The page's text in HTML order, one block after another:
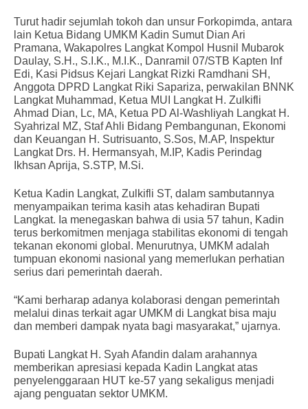
Turut hadir sejumlah tokoh dan unsur Forkopimda, antara
lain Ketua Bidang UMKM Kadin Sumut Dian Ari
Pramana, Wakapolres Langkat Kompol Husnil Mubarok
Daulay, S.H., S.I.K., M.I.K., Danramil 07/STB Kapten Inf
Edi, Kasi Pidsus Kejari Langkat Rizki Ramdhani SH,
Anggota DPRD Langkat Riki Sapariza, perwakilan BNNK
Langkat Muhammad, Ketua MUI Langkat H. Zulkifli
Ahmad Dian, Lc, MA, Ketua PD Al-Washliyah Langkat H.
Syahrizal MZ, Staf Ahli Bidang Pembangunan, Ekonomi
dan Keuangan H. Sutrisuanto, S.Sos, M.AP, Inspektur
Langkat Drs. H. Hermansyah, M.IP, Kadis Perindag
Ikhsan Aprija, S.STP, M.Si.
Ketua Kadin Langkat, Zulkifli ST, dalam sambutannya
menyampaikan terima kasih atas kehadiran Bupati
Langkat. Ia menegaskan bahwa di usia 57 tahun, Kadin
terus berkomitmen menjaga stabilitas ekonomi di tengah
tekanan ekonomi global. Menurutnya, UMKM adalah
tumpuan ekonomi nasional yang memerlukan perhatian
serius dari pemerintah daerah.
“Kami berharap adanya kolaborasi dengan pemerintah
melalui dinas terkait agar UMKM di Langkat bisa maju
dan memberi dampak nyata bagi masyarakat,” ujarnya.
Bupati Langkat H. Syah Afandin dalam arahannya
memberikan apresiasi kepada Kadin Langkat atas
penyelenggaraan HUT ke-57 yang sekaligus menjadi
ajang penguatan sektor UMKM.